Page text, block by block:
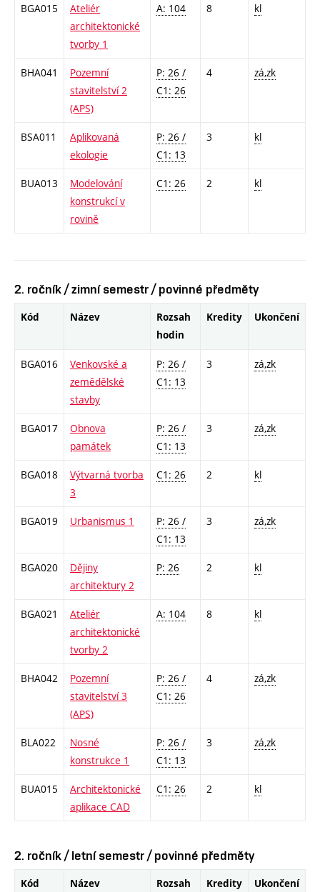
BGA015
Ateliér
architektonické
tvorby 1
A: 104 8 kl
BHA041
Pozemní
stavitelství 2
(APS)
P: 26 /
C1: 26
4 zá,zk
BSA011
Aplikovaná
ekologie
P: 26 /
C1: 13
3 kl
BUA013
Modelování
konstrukcí v
rovině
C1: 26 2 kl
2. ročník / zimní semestr / povinné předměty
Kód Název
Rozsah
hodin
Kredity Ukončení
BGA016
Venkovské a
zemědělské
stavby
P: 26 /
C1: 13
3 zá,zk
BGA017
Obnova
památek
P: 26 /
C1: 13
3 zá,zk
BGA018
Výtvarná tvorba
3
C1: 26 2 kl
BGA019 Urbanismus 1
P: 26 /
C1: 13
3 zá,zk
BGA020
Dějiny
architektury 2
P: 26 2 kl
BGA021
Ateliér
architektonické
tvorby 2
A: 104 8 kl
BHA042
Pozemní
stavitelství 3
(APS)
P: 26 /
C1: 26
4 zá,zk
BLA022
Nosné
konstrukce 1
P: 26 /
C1: 13
3 zá,zk
BUA015
Architektonické
aplikace CAD
C1: 26 2 kl
2. ročník / letní semestr / povinné předměty
Kód Název Rozsah Kredity Ukončení